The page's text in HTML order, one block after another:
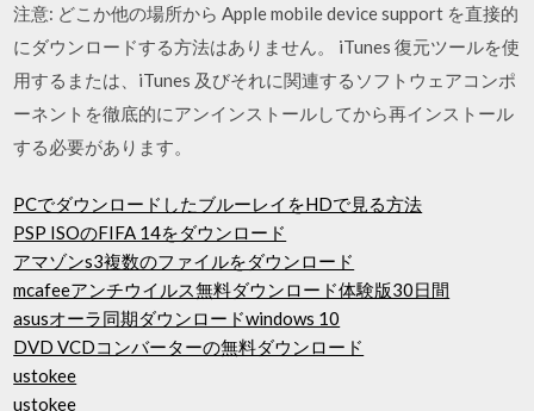
注意: どこか他の場所から Apple mobile device support を直接的
にダウンロードする方法はありません。 iTunes 復元ツールを使
用するまたは、iTunes 及びそれに関連するソフトウェアコンポ
ーネントを徹底的にアンインストールしてから再インストール
する必要があります。
PCでダウンロードしたブルーレイをHDで見る方法
PSP ISOのFIFA 14をダウンロード
アマゾンs3複数のファイルをダウンロード
mcafeeアンチウイルス無料ダウンロード体験版30日間
asusオーラ同期ダウンロードwindows 10
DVD VCDコンバーターの無料ダウンロード
ustokee
ustokee